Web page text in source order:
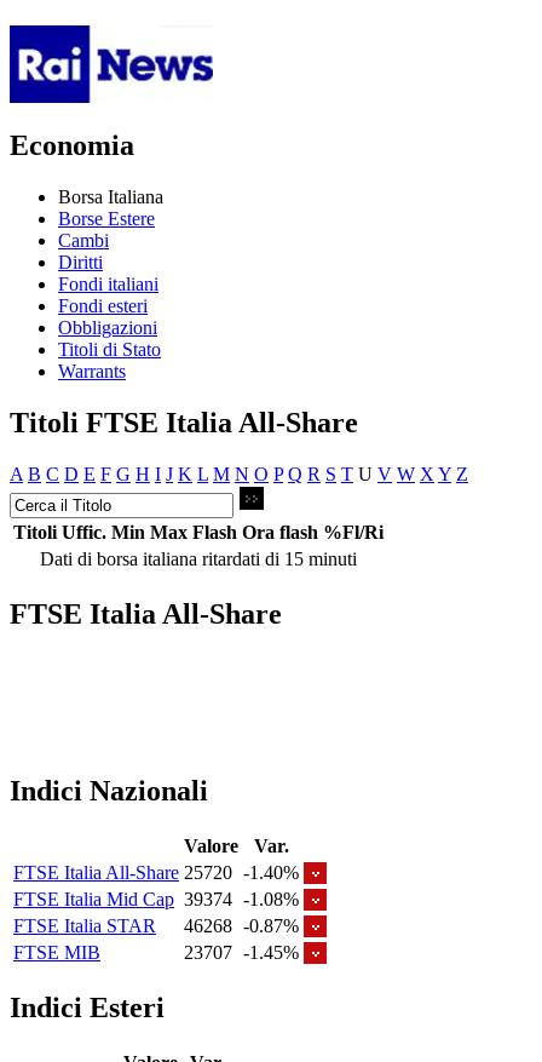
Economia
Borsa Italiana
Borse Estere
Cambi
Diritti
Fondi italiani
Fondi esteri
Obbligazioni
Titoli di Stato
Warrants
Titoli FTSE Italia All-Share
A B C D E F G H I J K L M N O P Q R S T U V W X Y Z
Titoli Uffic. Min Max Flash Ora flash %Fl/Ri
Dati di borsa italiana ritardati di 15 minuti
FTSE Italia All-Share
Indici Nazionali
Valore
Var.
FTSE Italia All-Share 25720 -1.40%
FTSE Italia Mid Cap 39374 -1.08%
FTSE Italia STAR
46268 -0.87%
FTSE MIB
23707 -1.45%
Indici Esteri